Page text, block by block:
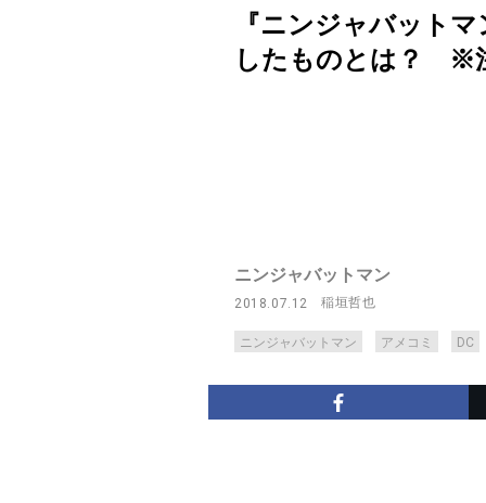
『ニンジャバット
したものとは？ ※
ニンジャバットマン
2018.07.12 稲垣哲也
ニンジャバットマン アメコミ DC